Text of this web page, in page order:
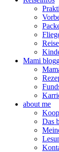
Mami
about me
Das